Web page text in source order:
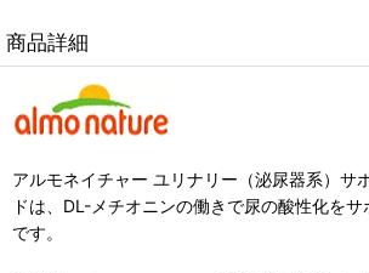
商品詳細
アルモネイチャー ユリナリー（泌尿器系）サ
ドは、DL-メチオニンの働きで尿の酸性化を
です。